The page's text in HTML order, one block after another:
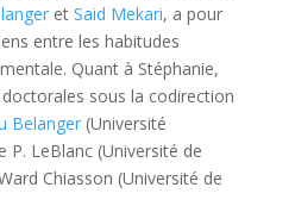
et Said Mekari, a pour
entre les habitudes
Quant à Stéphanie,
sous la codirection
Belanger(Université
P. LeBlanc (Université de
Chiasson (Université de